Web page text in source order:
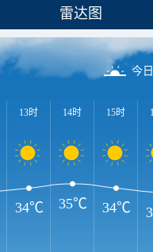
雷达图
今
13时 14时 15时
34℃ 35℃ 34℃